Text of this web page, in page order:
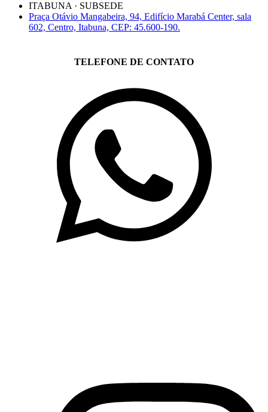
ITABUNA · SUBSEDE
Praça Otávio Mangabeira, 94, Edifício Marabá Center, sala
602, Centro, Itabuna, CEP: 45.600-190.
TELEFONE DE CONTATO